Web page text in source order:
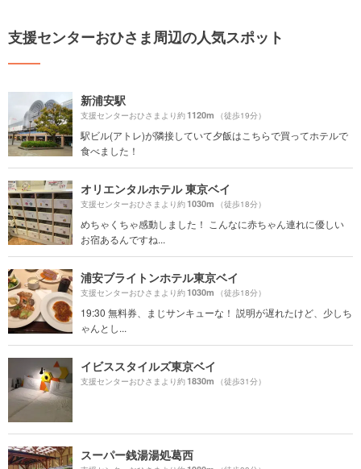
支援センターおひさま周辺の人気スポット
新浦安駅
支援センターおひさまより約1120m （徒歩19分）
駅ビル(アトレ)が隣接していて夕飯はこちらで買ってホテルで
食べました！
オリエンタルホテル 東京ベイ
支援センターおひさまより約1030m （徒歩18分）
めちゃくちゃ感動しました！ こんなに赤ちゃん連れに優しい
お宿あるんですね...
浦安ブライトンホテル東京ベイ
支援センターおひさまより約1030m （徒歩18分）
19:30 無料券、まじサンキューな！ 説明が遅れたけど、少しち
ゃんとし...
イビススタイルズ東京ベイ
支援センターおひさまより約1830m （徒歩31分）
スーパー銭湯湯処葛西